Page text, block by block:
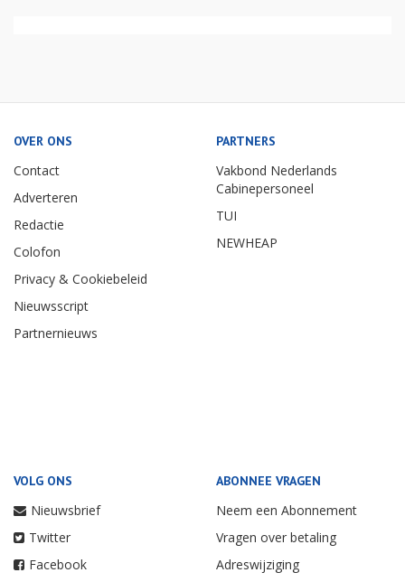
OVER ONS
Contact
Adverteren
Redactie
Colofon
Privacy & Cookiebeleid
Nieuwsscript
Partnernieuws
PARTNERS
Vakbond Nederlands
Cabinepersoneel
TUI
NEWHEAP
VOLG ONS
Nieuwsbrief
Twitter
Facebook
ABONNEE VRAGEN
Neem een Abonnement
Vragen over betaling
Adreswijziging